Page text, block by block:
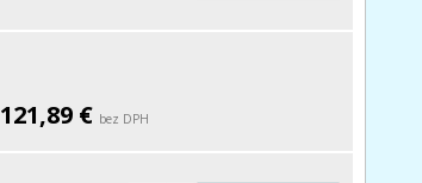
121,89 € bez DPH